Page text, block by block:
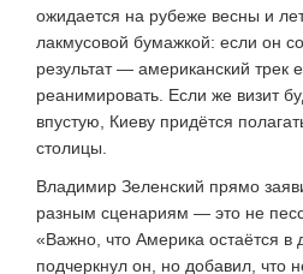
ожидается на рубеже весны и
лакмусовой бумажкой: если он
результат — американский трек
реанимировать. Если же визит
впустую, Киеву придётся
столицы.
Владимир Зеленский прямо
разным сценариям — это не
«Важно, что Америка остаётся
подчеркнул он, но добавил, что